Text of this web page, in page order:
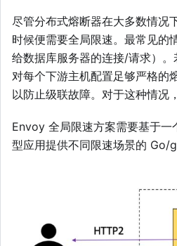
尽管分布式熔断器在大多数情况
时候便需要全局限速。最常见的
给数据库服务器的连接/请求）
对每个下游主机配置足够严格的
以防止级联故障。对于这种情况
Envoy 全局限速方案需要基于
型应用提供不同限速场景的 Go/